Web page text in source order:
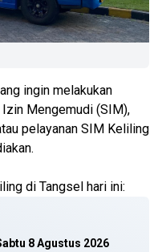
ingin melakukan
Izin Mengemudi (SIM),
pelayanan SIM Keliling
di Tangsel hari ini:
8 Agustus 2026